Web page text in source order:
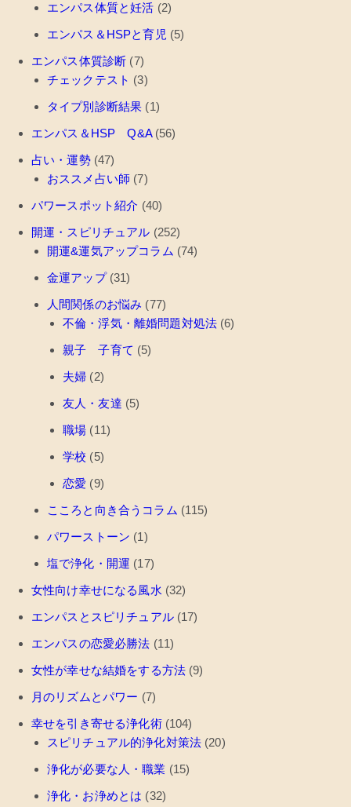
エンパス体質と妊活 (2)
エンパス＆HSPと育児 (5)
エンパス体質診断 (7)
チェックテスト (3)
タイプ別診断結果 (1)
エンパス＆HSP Q&A(56)
占い・運勢(47)
おススメ占い師 (7)
パワースポット紹介 (40)
開運・スピリチュアル (252)
開運&運気アップコラム (74)
金運アップ(31)
人間関係のお悩み (77)
不倫・浮気・離婚問題対処法(6)
親子 子育て (5)
夫婦 (2)
友人・友達 (5)
職場 (11)
学校 (5)
恋愛 (9)
こころと向き合うコラム (115)
パワーストーン (1)
塩で浄化・開運 (17)
女性向け幸せになる風水 (32)
エンパスとスピリチュアル(17)
エンパスの恋愛必勝法 (11)
女性が幸せな結婚をする方法(9)
月のリズムとパワー (7)
幸せを引き寄せる浄化術(104)
スピリチュアル的浄化対策法(20)
浄化が必要な人・職業 (15)
浄化・お浄めとは (32)